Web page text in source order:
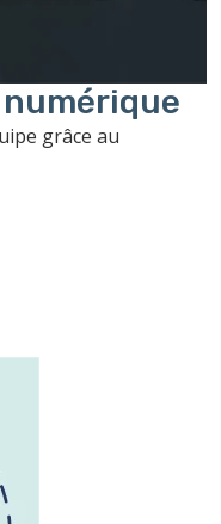
numérique
grâce au